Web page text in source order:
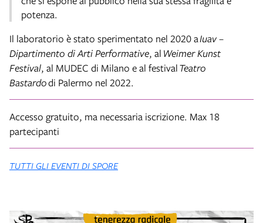
potenza.
Il laboratorio è stato sperimentato nel 2020 aIuav –
Dipartimento di Arti Performative, al Weimer Kunst
Festival, al MUDEC di Milano e al festivalTeatro
Bastardodi Palermo nel 2022.
Accesso gratuito, ma necessaria iscrizione. Max 18
partecipanti
TUTTI GLI EVENTI DI SPORE